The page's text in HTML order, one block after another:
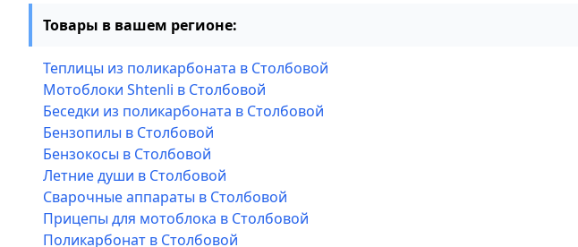
Товары в вашем регионе:
Теплицы из поликарбоната в Столбовой
Мотоблоки Shtenli в Столбовой
Беседки из поликарбоната в Столбовой
Бензопилы в Столбовой
Бензокосы в Столбовой
Летние души в Столбовой
Сварочные аппараты в Столбовой
Прицепы для мотоблока в Столбовой
Поликарбонат в Столбовой